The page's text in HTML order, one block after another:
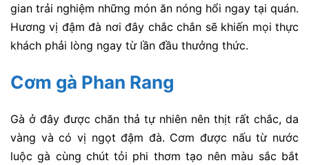
gian trải nghiệm những món ăn nóng hổi ngay tại quán.
Hương vị đậm đà nơi đây chắc chắn sẽ khiến mọi thực
khách phải lòng ngay từ lần đầu thưởng thức.
Cơm gà Phan Rang
Gà ở đây được chăn thả tự nhiên nên thịt rất chắc, da
vàng và có vị ngọt đậm đà. Cơm được nấu từ nước
luộc gà cùng chút tỏi phi thơm tạo nên màu sắc bắt